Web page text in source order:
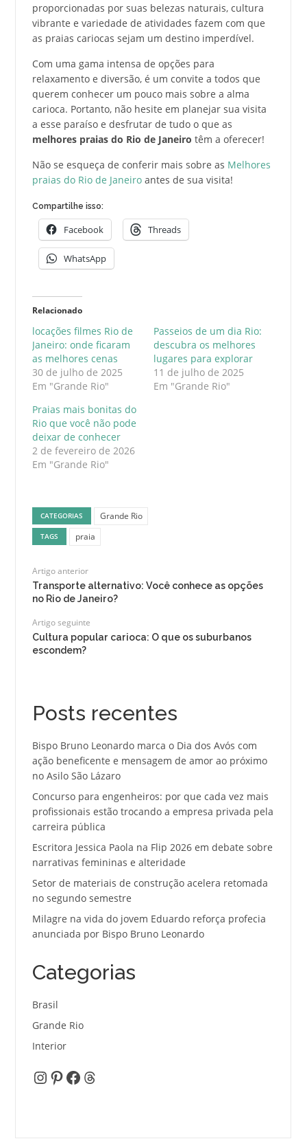
proporcionadas por suas belezas naturais, cultura
vibrante e variedade de atividades fazem com que
as praias cariocas sejam um destino imperdível.
Com uma gama intensa de opções para
relaxamento e diversão, é um convite a todos que
querem conhecer um pouco mais sobre a alma
carioca. Portanto, não hesite em planejar sua visita
a esse paraíso e desfrutar de tudo o que as
melhores praias do Rio de Janeiro têm a oferecer!
Não se esqueça de conferir mais sobre as Melhores
praias do Rio de Janeiroantes de sua visita!
Compartilhe isso:
Facebook Threads
WhatsApp
Relacionado
locações filmes Rio de
Janeiro: onde ficaram
as melhores cenas
30 de julho de 2025
Em "Grande Rio"
Passeios de um dia Rio:
descubra os melhores
lugares para explorar
11 de julho de 2025
Em "Grande Rio"
Praias mais bonitas do
Rio que você não pode
deixar de conhecer
2 de fevereiro de 2026
Em "Grande Rio"
CATEGORIAS Grande Rio
TAGS praia
Artigo anterior
Transporte alternativo: Você conhece as opções
no Rio de Janeiro?
Artigo seguinte
Cultura popular carioca: O que os suburbanos
escondem?
Posts recentes
Bispo Bruno Leonardo marca o Dia dos Avós com
ação beneficente e mensagem de amor ao próximo
no Asilo São Lázaro
Concurso para engenheiros: por que cada vez mais
profissionais estão trocando a empresa privada pela
carreira pública
Escritora Jessica Paola na Flip 2026 em debate sobre
narrativas femininas e alteridade
Setor de materiais de construção acelera retomada
no segundo semestre
Milagre na vida do jovem Eduardo reforça profecia
anunciada por Bispo Bruno Leonardo
Categorias
Brasil
Grande Rio
Interior
Instagram
Pinterest
Facebook
Threads